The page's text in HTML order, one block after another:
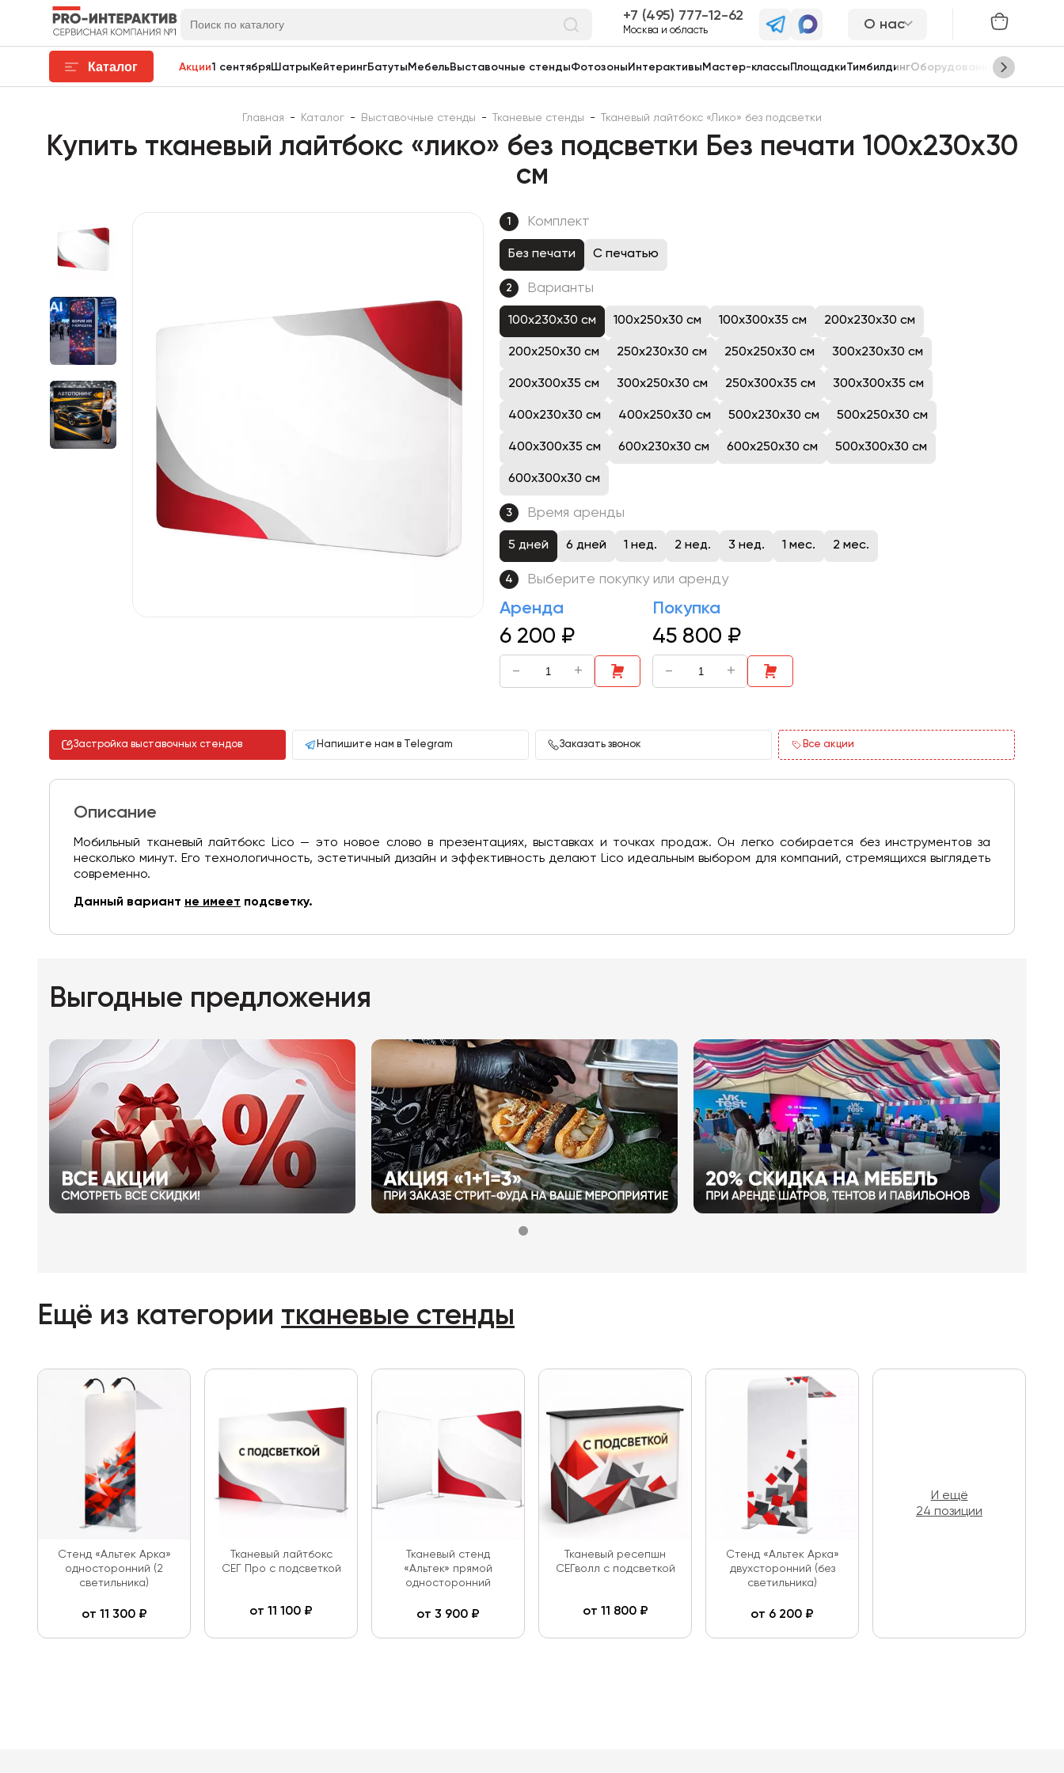
7 (495) 777-12-62
Москва и область О нас
Каталог Акции1 сентябряШатры КейтерингБатуты МебельВыставочные стендыФотозоны Интерактивы Мастер-классы ПлощадкиТимбилдингОборудование Сцены
Главная - Каталог - Выставочные стенды - Тканевые стенды - Тканевый лайтбокс «Лико» без подсветки
Купить тканевый лайтбокс «лико» без подсветки Без печати 100x230x30
см
1 Комплект
Без печати С печатью
2 Варианты
100x230x30 см 100x250x30 см 100x300x35 см 200x230x30 см
200x250x30 см 250x230x30 см 250x250x30 см 300x230x30 см
200x300x35 см 300x250x30 см 250x300x35 см 300x300x35 см
400x230x30 см 400x250x30 см 500x230x30 см 500x250x30 см
400x300x35 см 600x230x30 см 600x250x30 см 500x300x30 см
600x300x30 см
3 Время аренды
5 дней 6 дней 1 нед. 2 нед. 3 нед. 1 мес. 2 мес.
4 Выберите покупку или аренду
Аренда
6 200 ₽
- +
Покупка
45 800 ₽
- +
Застройка выставочных стендов Напишите нам в Telegram Заказать звонок Все акции
Описание
Мобильный тканевый лайтбокс Lico — это новое слово в презентациях, выставках и точках продаж. Он легко собирается без инструментов за
несколько минут. Его технологичность, эстетичный дизайн и эффективность делают Lico идеальным выбором для компаний, стремящихся выглядеть
современно.
Данный вариант не имеет подсветку.
Выгодные предложения
Ещё из категории тканевые стенды
Стенд «Альтек Арка»
односторонний (2
светильника)
от 11 300₽
Тканевый лайтбокс
СЕГ Про с подсветкой
от 11 100 ₽
Тканевый стенд
«Альтек» прямой
односторонний
от 3 900 ₽
Тканевый ресепшн
СЕГволл с подсветкой
от 11 800₽
Стенд «Альтек Арка»
двухсторонний (без
светильника)
от 6 200 ₽
И ещё
24 позиции